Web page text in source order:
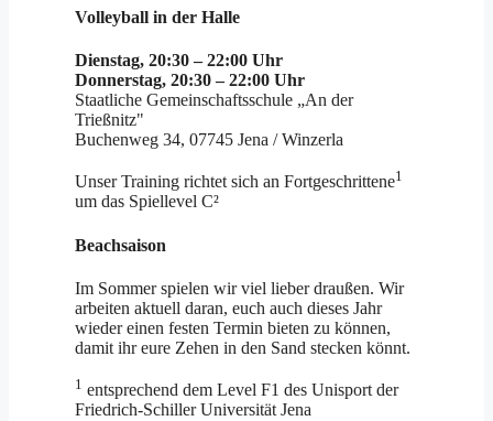
Volleyball in der Halle
Dienstag, 20:30 – 22:00 Uhr
Donnerstag, 20:30 – 22:00 Uhr
Staatliche Gemeinschaftsschule „An der
Trießnitz"
Buchenweg 34, 07745 Jena / Winzerla
Unser Training richtet sich an Fortgeschrittene1
um das Spiellevel C²
Beachsaison
Im Sommer spielen wir viel lieber draußen. Wir
arbeiten aktuell daran, euch auch dieses Jahr
wieder einen festen Termin bieten zu können,
damit ihr eure Zehen in den Sand stecken könnt.
1 entsprechend dem Level F1 des Unisport der
Friedrich-Schiller Universität Jena